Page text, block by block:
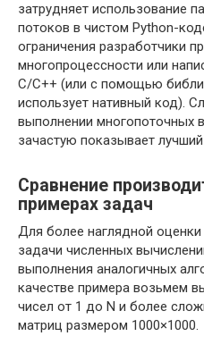
затрудняет использование
потоков в чистом Python-
ограничения разработчики
многопроцессности или
C/C++ (или с помощью
использует нативный код).
выполнении многопоточных
зачастую показывает
Сравнение
примерах задач
Для более наглядной
задачи численных
выполнения аналогичных
качестве примера возьмем
чисел от 1 до N и более
матриц размером 1000×1000.